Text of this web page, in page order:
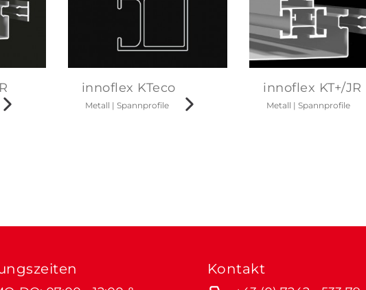
innoflex KTeco
Metall | Spannprofile
innoflex KT+/JR
Metall | Spannprofile
Kontakt